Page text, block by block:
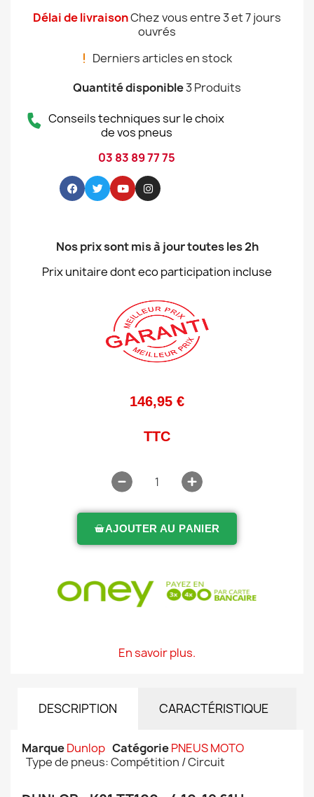
Délai de livraisonChez vous entre 3 et 7 jours
ouvrés
Derniers articles en stock
Quantité disponible3 Produits
Conseils techniques sur le choix
de vos pneus
03 83 89 77 75
Nos prix sont mis à jour toutes les 2h
Prix unitaire dont eco participation incluse
146,95 €
TTC
AJOUTER AU PANIER
En savoir plus.
DESCRIPTION CARACTÉRISTIQUE
MarqueDunlop CatégoriePNEUS MOTO
Type de pneus: Compétition / Circuit